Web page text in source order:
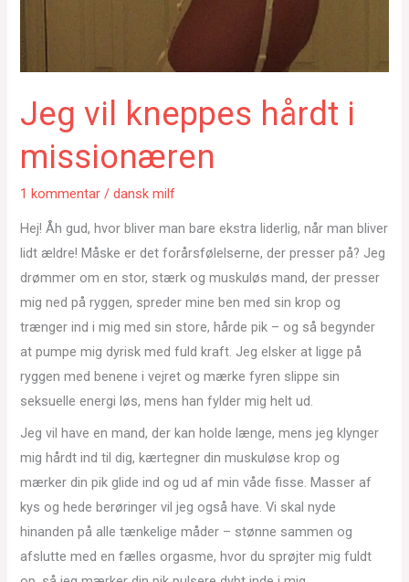
Jeg vil kneppes hårdt i
missionæren
1 kommentar /dansk milf
Hej! Åh gud, hvor bliver man bare ekstra liderlig, når man bliver
lidt ældre! Måske er det forårsfølelserne, der presser på? Jeg
drømmer om en stor, stærk og muskuløs mand, der presser
mig ned på ryggen, spreder mine ben med sin krop og
trænger ind i mig med sin store, hårde pik – og så begynder
at pumpe mig dyrisk med fuld kraft. Jeg elsker at ligge på
ryggen med benene i vejret og mærke fyren slippe sin
seksuelle energi løs, mens han fylder mig helt ud.
Jeg vil have en mand, der kan holde længe, mens jeg klynger
mig hårdt ind til dig, kærtegner din muskuløse krop og
mærker din pik glide ind og ud af min våde fisse. Masser af
kys og hede berøringer vil jeg også have. Vi skal nyde
hinanden på alle tænkelige måder – stønne sammen og
afslutte med en fælles orgasme, hvor du sprøjter mig fuldt